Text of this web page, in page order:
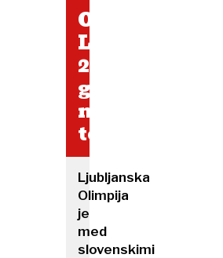
Olimpija
Ljubljana
2175
gledalcev
na
tekmo
Ljubljanska
Olimpija
je
med
slovenskimi